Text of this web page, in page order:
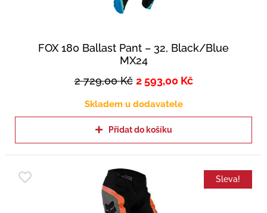
FOX 180 Ballast Pant – 32, Black/Blue
MX24
2 729,00Kč 2 593,00 Kč
Skladem u dodavatele
Přidat do košíku
Sleva!